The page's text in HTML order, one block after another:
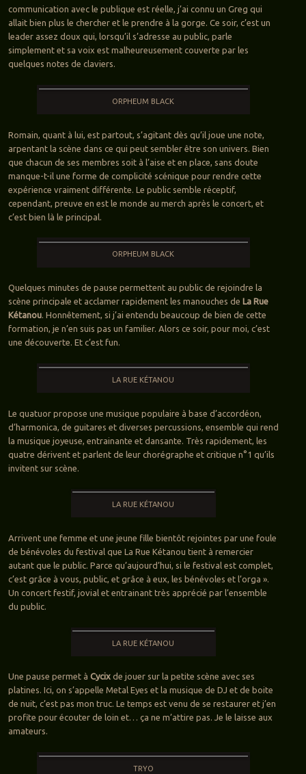
communication avec le publique est réelle, j’ai connu un Greg qui
allait bien plus le chercher et le prendre à la gorge. Ce soir, c’est un
leader assez doux qui, lorsqu’il s’adresse au public, parle
simplement et sa voix est malheureusement couverte par les
quelques notes de claviers.
ORPHEUM BLACK
Romain, quant à lui, est partout, s’agitant dès qu’il joue une note,
arpentant la scène dans ce qui peut sembler être son univers. Bien
que chacun de ses membres soit à l’aise et en place, sans doute
manque-t-il une forme de complicité scénique pour rendre cette
expérience vraiment différente. Le public semble réceptif,
cependant, preuve en est le monde au merch après le concert, et
c’est bien là le principal.
ORPHEUM BLACK
Quelques minutes de pause permettent au public de rejoindre la
scène principale et acclamer rapidement les manouches de La Rue
Kétanou. Honnêtement, si j’ai entendu beaucoup de bien de cette
formation, je n’en suis pas un familier. Alors ce soir, pour moi, c’est
une découverte. Et c’est fun.
LA RUE KÉTANOU
Le quatuor propose une musique populaire à base d’accordéon,
d’harmonica, de guitares et diverses percussions, ensemble qui rend
la musique joyeuse, entrainante et dansante. Très rapidement, les
quatre dérivent et parlent de leur chorégraphe et critique n°1 qu’ils
invitent sur scène.
LA RUE KÉTANOU
Arrivent une femme et une jeune fille bientôt rejointes par une foule
de bénévoles du festival que La Rue Kétanou tient à remercier
autant que le public. Parce qu’aujourd’hui, si le festival est complet,
c’est grâce à vous, public, et grâce à eux, les bénévoles et l’orga ».
Un concert festif, jovial et entrainant très apprécié par l’ensemble
du public.
LA RUE KÉTANOU
Une pause permet à Cycixde jouer sur la petite scène avec ses
platines. Ici, on s’appelle Metal Eyes et la musique de DJ et de boite
de nuit, c’est pas mon truc. Le temps est venu de se restaurer et j’en
profite pour écouter de loin et… ça ne m’attire pas. Je le laisse aux
amateurs.
TRYO